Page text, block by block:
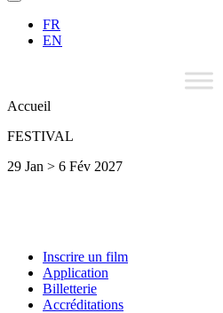
FR
EN
Accueil
FESTIVAL
29 Jan > 6 Fév 2027
Inscrire un film
Application
Billetterie
Accréditations